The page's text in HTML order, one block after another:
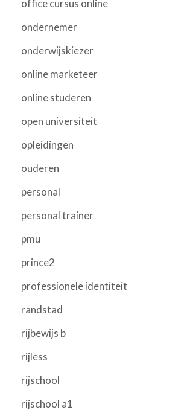
office cursus online
ondernemer
onderwijskiezer
online marketeer
online studeren
open universiteit
opleidingen
ouderen
personal
personal trainer
pmu
prince2
professionele identiteit
randstad
rijbewijs b
rijless
rijschool
rijschool a1